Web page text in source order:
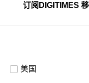
订阅DIGITIMES
美国